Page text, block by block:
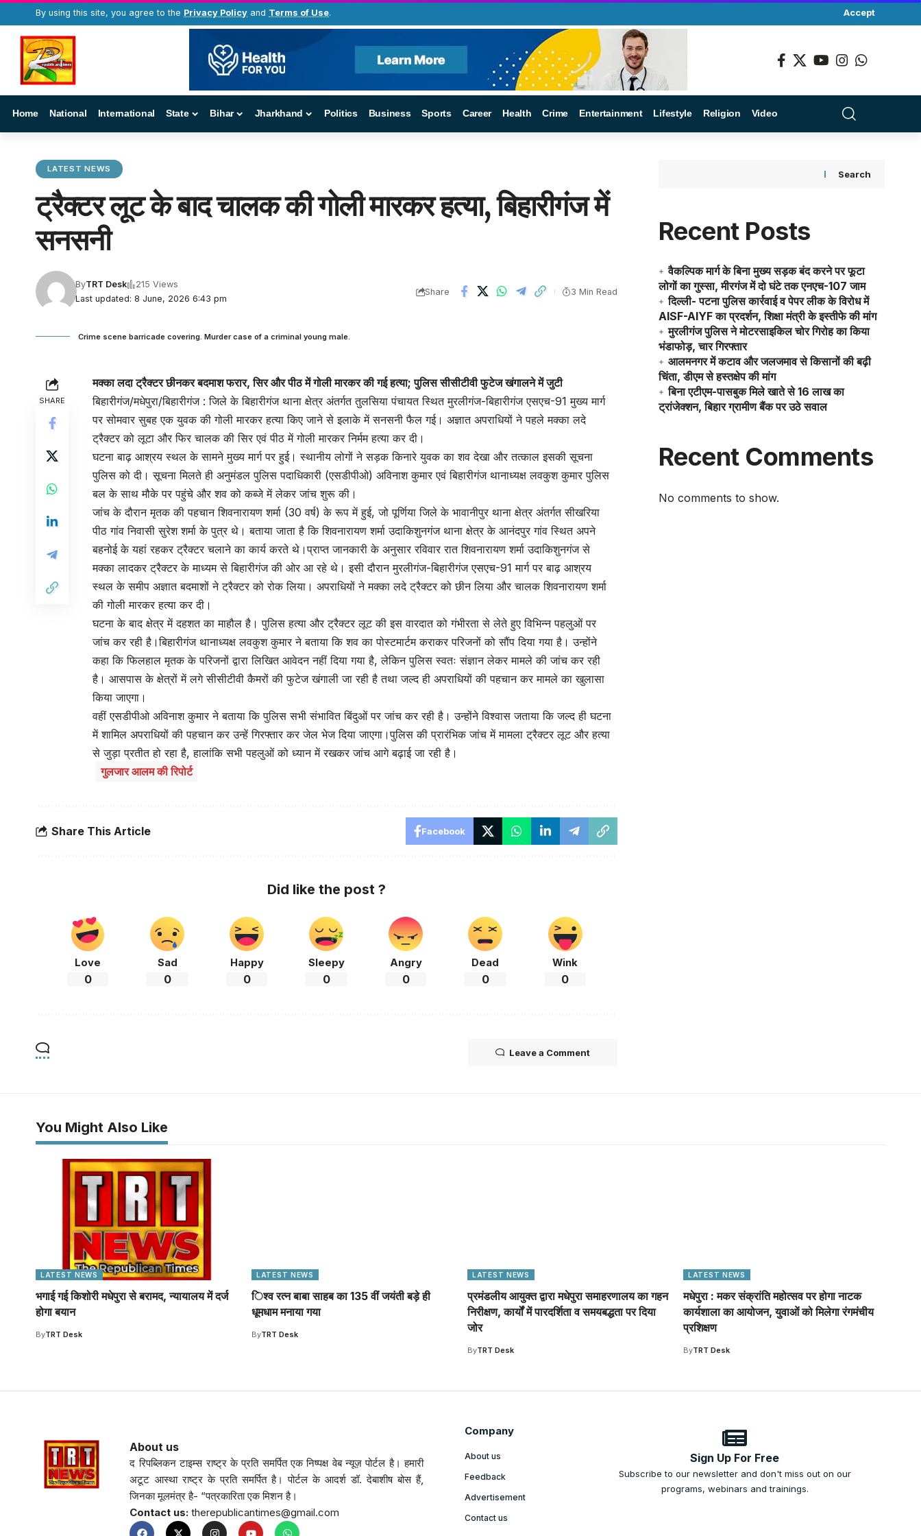
By using this site, you agree to the Privacy Policy and Terms of Use. Accept
Home National International State Bihar Jharkhand Politics Business Sports Career Health Crime Entertainment Lifestyle Religion Video
LATEST NEWS
ट्रैक्टर लूट के बाद चालक की गोली मारकर हत्या, बिहारीगंज में
सनसनी
Last updated: 8 June, 2026 6:43 pm
ByTRT Desk 215 Views
Share 3 Min Read
Crime scene barricade covering. Murder case of a criminal young male.
SHARE
मक्का लदा ट्रैक्टर छीनकर बदमाश फरार, सिर और पीठ में गोली मारकर की गई हत्या; पुलिस सीसीटीवी फुटेज खंगालने में जुटी
बिहारीगंज/मधेपुरा/बिहारीगंज : जिले के बिहारीगंज थाना क्षेत्र अंतर्गत तुलसिया पंचायत स्थित मुरलीगंज-बिहारीगंज एसएच-91 मुख्य मार्ग
पर सोमवार सुबह एक युवक की गोली मारकर हत्या किए जाने से इलाके में सनसनी फैल गई। अज्ञात अपराधियों ने पहले मक्का लदे
ट्रैक्टर को लूटा और फिर चालक की सिर एवं पीठ में गोली मारकर निर्मम हत्या कर दी।
घटना बाढ़ आश्रय स्थल के सामने मुख्य मार्ग पर हुई। स्थानीय लोगों ने सड़क किनारे युवक का शव देखा और तत्काल इसकी सूचना
पुलिस को दी। सूचना मिलते ही अनुमंडल पुलिस पदाधिकारी (एसडीपीओ) अविनाश कुमार एवं बिहारीगंज थानाध्यक्ष लवकुश कुमार पुलिस
बल के साथ मौके पर पहुंचे और शव को कब्जे में लेकर जांच शुरू की।
जांच के दौरान मृतक की पहचान शिवनारायण शर्मा (30 वर्ष) के रूप में हुई, जो पूर्णिया जिले के भावानीपुर थाना क्षेत्र अंतर्गत सीखरिया
पीठ गांव निवासी सुरेश शर्मा के पुत्र थे। बताया जाता है कि शिवनारायण शर्मा उदाकिशुनगंज थाना क्षेत्र के आनंदपुर गांव स्थित अपने
बहनोई के यहां रहकर ट्रैक्टर चलाने का कार्य करते थे।प्राप्त जानकारी के अनुसार रविवार रात शिवनारायण शर्मा उदाकिशुनगंज से
मक्का लादकर ट्रैक्टर के माध्यम से बिहारीगंज की ओर आ रहे थे। इसी दौरान मुरलीगंज-बिहारीगंज एसएच-91 मार्ग पर बाढ़ आश्रय
स्थल के समीप अज्ञात बदमाशों ने ट्रैक्टर को रोक लिया। अपराधियों ने मक्का लदे ट्रैक्टर को छीन लिया और चालक शिवनारायण शर्मा
की गोली मारकर हत्या कर दी।
घटना के बाद क्षेत्र में दहशत का माहौल है। पुलिस हत्या और ट्रैक्टर लूट की इस वारदात को गंभीरता से लेते हुए विभिन्न पहलुओं पर
जांच कर रही है।बिहारीगंज थानाध्यक्ष लवकुश कुमार ने बताया कि शव का पोस्टमार्टम कराकर परिजनों को सौंप दिया गया है। उन्होंने
कहा कि फिलहाल मृतक के परिजनों द्वारा लिखित आवेदन नहीं दिया गया है, लेकिन पुलिस स्वतः संज्ञान लेकर मामले की जांच कर रही
है। आसपास के क्षेत्रों में लगे सीसीटीवी कैमरों की फुटेज खंगाली जा रही है तथा जल्द ही अपराधियों की पहचान कर मामले का खुलासा
किया जाएगा।
वहीं एसडीपीओ अविनाश कुमार ने बताया कि पुलिस सभी संभावित बिंदुओं पर जांच कर रही है। उन्होंने विश्वास जताया कि जल्द ही घटना
में शामिल अपराधियों की पहचान कर उन्हें गिरफ्तार कर जेल भेज दिया जाएगा।पुलिस की प्रारंभिक जांच में मामला ट्रैक्टर लूट और हत्या
से जुड़ा प्रतीत हो रहा है, हालांकि सभी पहलुओं को ध्यान में रखकर जांच आगे बढ़ाई जा रही है।
गुलजार आलम की रिपोर्ट
Share This Article Facebook
Did like the post ?
Love
0
Sad
0
Happy
0
Sleepy
0
Angry
0
Dead
0
Wink
0
Leave a Comment
Search
Recent Posts
वैकल्पिक मार्ग के बिना मुख्य सड़क बंद करने पर फूटा
लोगों का गुस्सा, मीरगंज में दो घंटे तक एनएच-107 जाम
दिल्ली- पटना पुलिस कार्रवाई व पेपर लीक के विरोध में
AISF-AIYF का प्रदर्शन, शिक्षा मंत्री के इस्तीफे की मांग
मुरलीगंज पुलिस ने मोटरसाइकिल चोर गिरोह का किया
भंडाफोड़, चार गिरफ्तार
आलमनगर में कटाव और जलजमाव से किसानों की बढ़ी
चिंता, डीएम से हस्तक्षेप की मांग
बिना एटीएम-पासबुक मिले खाते से 16 लाख का
ट्रांजेक्शन, बिहार ग्रामीण बैंक पर उठे सवाल
Recent Comments
No comments to show.
You Might Also Like
LATEST NEWS
भगाई गई किशोरी मधेपुरा से बरामद, न्यायालय में दर्ज
होगा बयान
ByTRT Desk
LATEST NEWS
िश्व रत्न बाबा साहब का 135 वीं जयंती बड़े ही
धूमधाम मनाया गया
ByTRT Desk
LATEST NEWS
प्रमंडलीय आयुक्त द्वारा मधेपुरा समाहरणालय का गहन
निरीक्षण, कार्यों में पारदर्शिता व समयबद्धता पर दिया
जोर
ByTRT Desk
LATEST NEWS
मधेपुरा : मकर संक्रांति महोत्सव पर होगा नाटक
कार्यशाला का आयोजन, युवाओं को मिलेगा रंगमंचीय
प्रशिक्षण
ByTRT Desk
About us
द रिपब्लिकन टाइम्स राष्ट्र के प्रति समर्पित एक निष्पक्ष वेब न्यूज़ पोर्टल है। हमारी
अटूट आस्था राष्ट्र के प्रति समर्पित है। पोर्टल के आदर्श डॉ. देबाशीष बोस हैं,
जिनका मूलमंत्र है- “पत्रकारिता एक मिशन है।
Contact us: therepublicantimes@gmail.com
Company
About us
Feedback
Advertisement
Contact us
Sign Up For Free
Subscribe to our newsletter and don't miss out on our
programs, webinars and trainings.